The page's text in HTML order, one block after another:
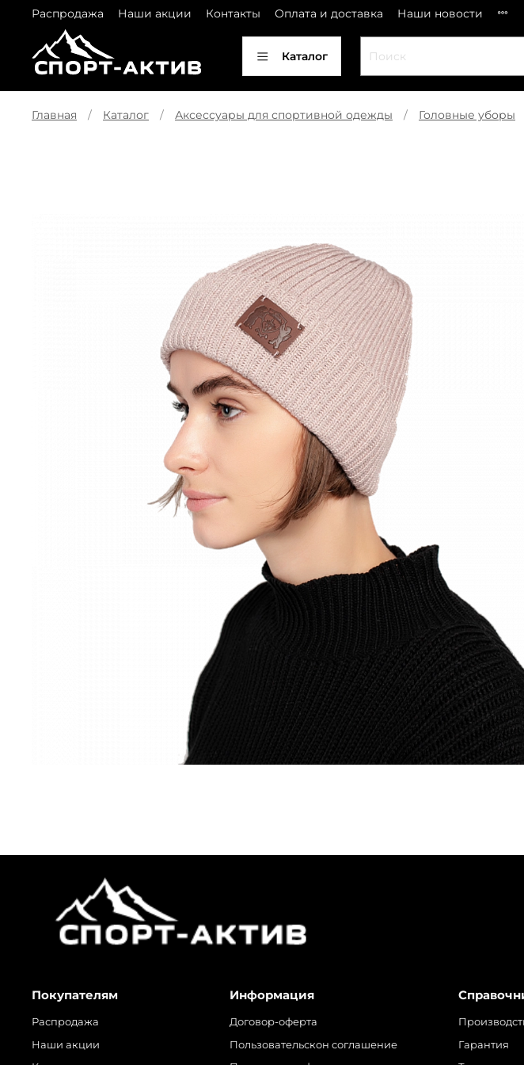
Распродажа Наши акции Контакты Оплата и доставка Наши новости
Каталог
Главная Каталог Аксессуары для спортивной одежды Головные уборы
Покупателям
Распродажа
Наши акции
Информация
Договор-оферта
Пользовательскон соглашение
Гарантия